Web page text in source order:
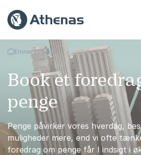
Tilbage til forsiden
Emner Penge
Book et
penge
Penge påvirker vores hverdag,
muligheder mere, end vi ofte
foredrag om penge får I indsigt i